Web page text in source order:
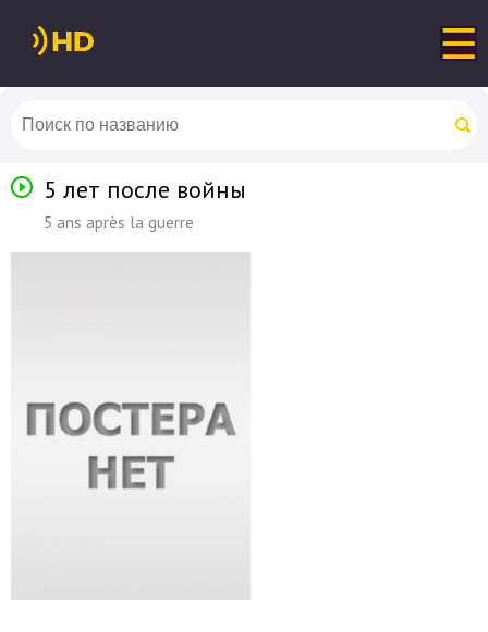
5 лет после войны
5 ans après la guerre